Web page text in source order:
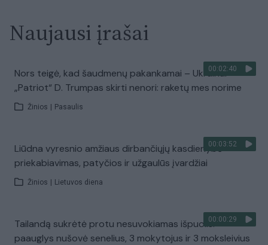
Naujausi įrašai
00:02:40
Nors teigė, kad šaudmenų pakankamai – Ukrainai
„Patriot“ D. Trumpas skirti nenori: raketų mes norime
Žinios Pasaulis
00:03:52
Liūdna vyresnio amžiaus dirbančiųjų kasdienybė –
priekabiavimas, patyčios ir užgaulūs įvardžiai
Žinios Lietuvos diena
00:00:29
Tailandą sukrėtė protu nesuvokiamas išpuolis:
paauglys nušovė senelius, 3 mokytojus ir 3 moksleivius